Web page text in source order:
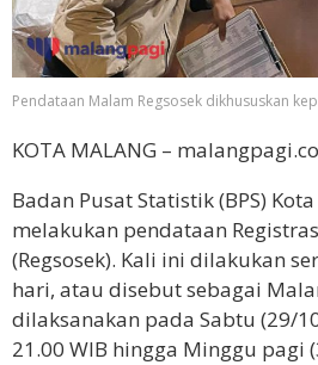
Pendataan Malam Regsosek dikhususkan
KOTA MALANG –
Badan Pusat Statistik (BPS)
melakukan pendataan
(Regsosek). Kali ini dilakukan
hari, atau disebut sebagai
dilaksanakan pada Sabtu (29/
21.00 WIB hingga Minggu pagi